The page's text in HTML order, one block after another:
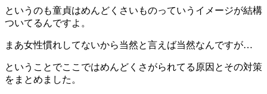
というのも童貞はめんどくさいものっていうイメージが結構
ついてるんですよ。
まあ女性慣れしてないから当然と言えば当然なんですが…
ということでここではめんどくさがられてる原因とその対策
をまとめました。